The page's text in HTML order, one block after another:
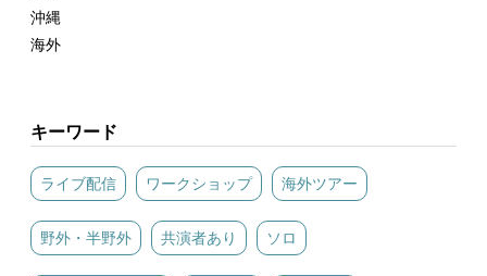
沖縄
海外
キーワード
ライブ配信 ワークショップ 海外ツアー
野外・半野外 共演者あり ソロ